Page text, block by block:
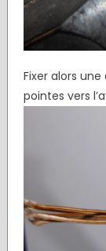
Fixer alors
pointes vers